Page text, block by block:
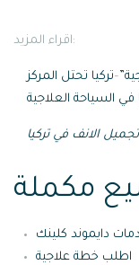
اقراء المزيد:
–تركيا تحتل المركز
في السياحة العلاجية
الانف في تركيا
مكملة
دايموند كلينك
اطلب خطة علاجية